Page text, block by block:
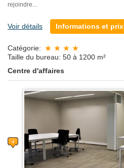
rejoindre...
Voir détails Informations et prix
Catégorie:
Taille du bureau: 50 à 1200 m²
Centre d'affaires